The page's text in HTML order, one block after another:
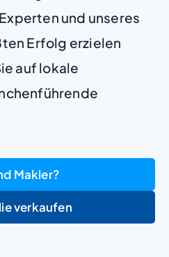
und unseres
Erfolg erzielen
auf lokale
Makler?
verkaufen